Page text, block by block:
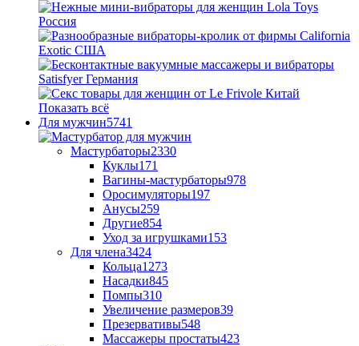
Показать всё
Для мужчин5741
Мастурбаторы2330
Куклы171
Вагины-мастурбаторы978
Оросимуляторы197
Анусы259
Другие854
Уход за игрушками153
Для члена3424
Кольца1273
Насадки845
Помпы310
Увеличение размеров39
Презервативы548
Массажеры простаты423